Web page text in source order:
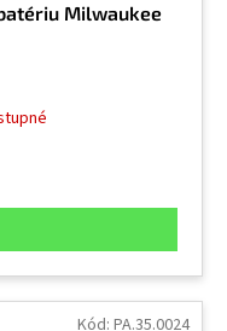
Milwaukee
Kód: PA.35.0024